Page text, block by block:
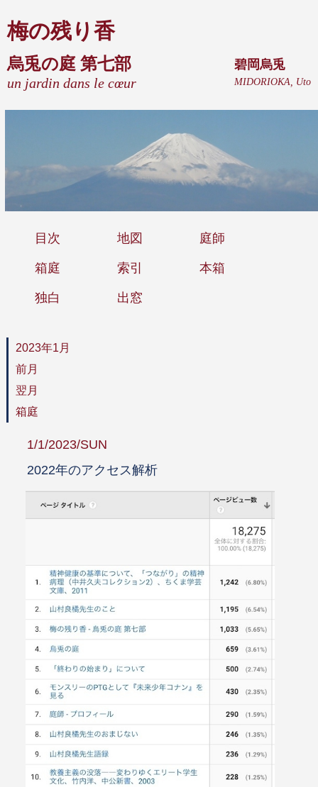
梅の残り香
烏兎の庭 第七部
un jardin dans le cœur
碧岡烏兎
MIDORIOKA, Uto
目次 地図 庭師
箱庭 索引 本箱
独白 出窓
2023年1月
前月
翌月
箱庭
1/1/2023/SUN
2022年のアクセス解析